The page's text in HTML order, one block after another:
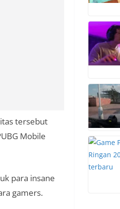
tersebut
Mobile
para insane
gamers.